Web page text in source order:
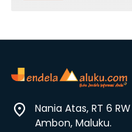
Nania Atas, RT 6
Ambon, Maluku.